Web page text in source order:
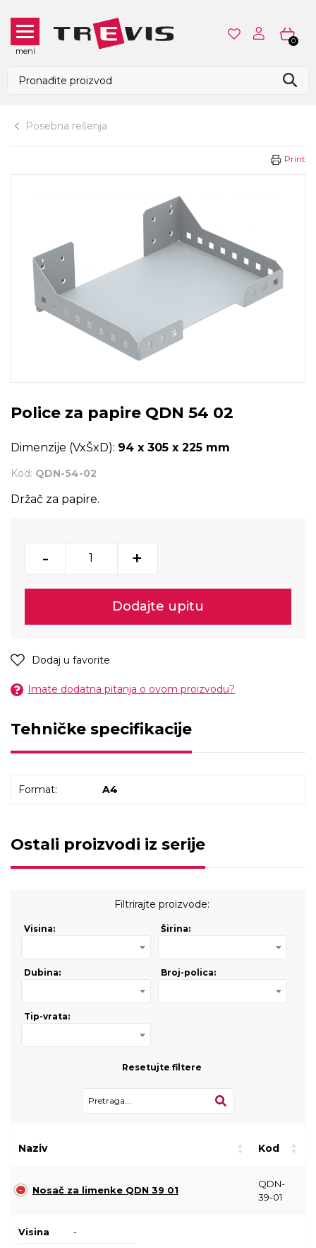
meni
0
Posebna rešenja
Print
Police za papire QDN 54 02
Dimenzije (VxŠxD): 94 x 305 x 225 mm
Kod: QDN-54-02
Držač za papire.
- +
Dodajte upitu
Dodaj u favorite
Imate dodatna pitanja o ovom proizvodu?
Tehničke specifikacije
Format: A4
Ostali proizvodi iz serije
Filtrirajte proizvode:
Visina: Širina:
Dubina: Broj-polica:
Tip-vrata:
Resetujte filtere
Naziv Kod
Nosač za limenke QDN 39 01
QDN-
39-01
Visina -